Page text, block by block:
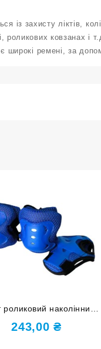
із захисту ліктів,
роликових ковзанах
є широкі ремені, за
роликовий наколінники
накладки на кисті
М синій HJ-D-M-blue
243,00₴